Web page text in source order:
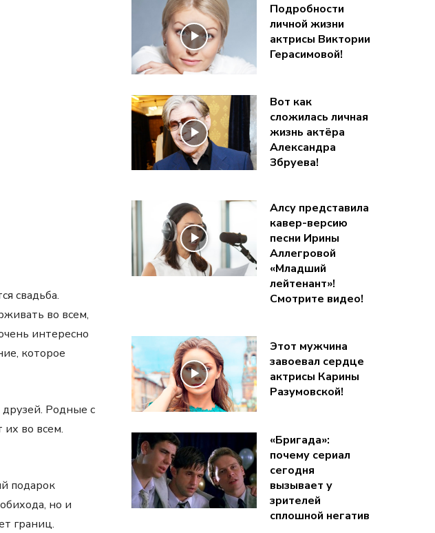
свадьба.
во всем,
интересно
которое
Родные с
во всем.
подарок
но и
границ.
Подробности
личной жизни
актрисы Виктории
Герасимовой!
Вот как
сложилась личная
жизнь актёра
Александра
Збруева!
Алсу представила
кавер-версию
песни Ирины
Аллегровой
«Младший
лейтенант»!
Смотрите видео!
Этот мужчина
завоевал сердце
актрисы Карины
Разумовской!
«Бригада»:
почему сериал
сегодня
вызывает у
зрителей
сплошной негатив